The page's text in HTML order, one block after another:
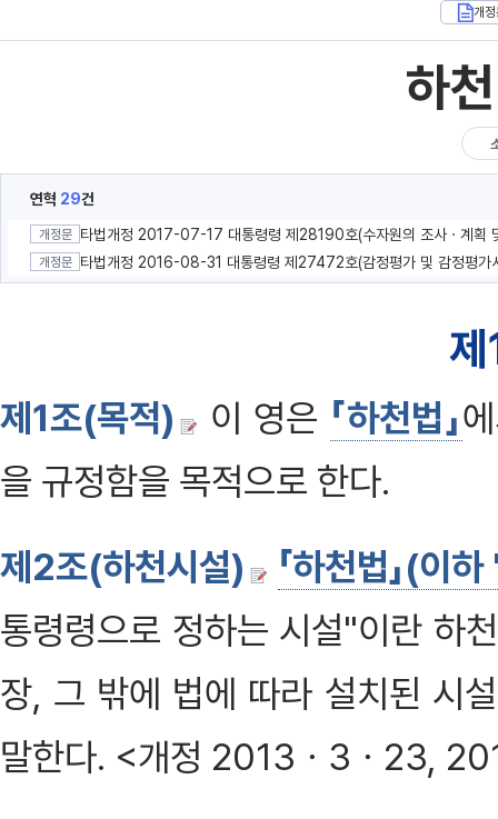
개정
하
연혁 29건
개정문
개정문
제1조(목적) 이 영은 「하천법」
을 규정함을 목적으로 한다.
제2조(하천시설)
「하천법」(이
통령령으로 정하는 시설"이란 하
장, 그 밖에 법에 따라 설치된 시
말한다. <개정 2013ㆍ3ㆍ23,